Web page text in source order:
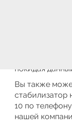
покидая
Вы также
стабилизатор
10 по
нашей